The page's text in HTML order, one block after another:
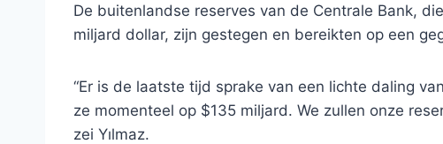
De buitenlandse reserves van de Centrale Bank,
miljard dollar, zijn gestegen en bereikten op een
“Er is de laatste tijd sprake van een lichte daling
ze momenteel op $135 miljard. We zullen onze
zei Yılmaz.